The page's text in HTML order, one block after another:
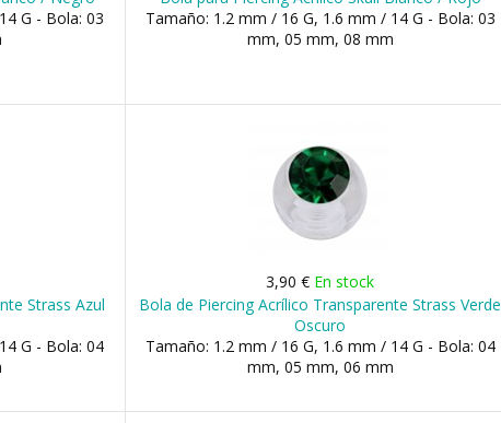
G - Bola: 03
Tamaño: 1.2 mm / 16 G, 1.6 mm / 14 G - Bola: 03
mm, 05 mm, 08 mm
Strass Azul
G - Bola: 04
3,90 € En stock
Bola de Piercing Acrílico Transparente Strass Verde
Oscuro
Tamaño: 1.2 mm / 16 G, 1.6 mm / 14 G - Bola: 04
mm, 05 mm, 06 mm